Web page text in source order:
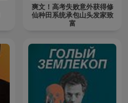
爽文！高考失败意外获得修
仙种田系统承包山头发家致
富